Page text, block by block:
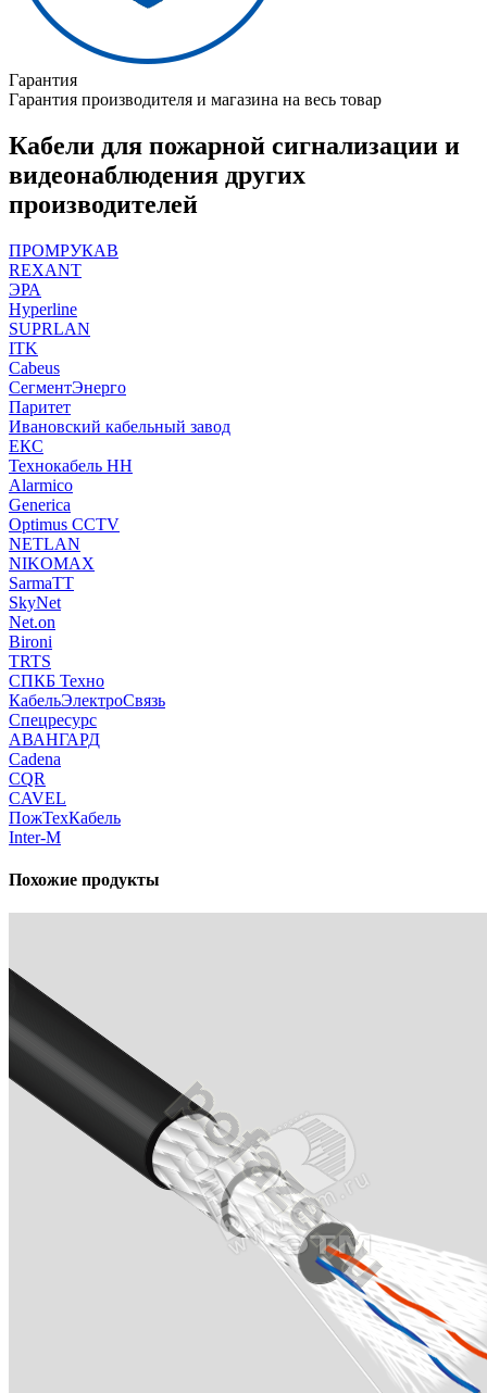
Гарантия
Гарантия производителя и магазина на весь товар
Кабели для пожарной сигнализации и
видеонаблюдения других
производителей
ПРОМРУКАВ
REXANT
ЭРА
Hyperline
SUPRLAN
ITK
Cabeus
СегментЭнерго
Паритет
Ивановский кабельный завод
ЕКС
Технокабель НН
Alarmico
Generica
Optimus CCTV
NETLAN
NIKOMAX
SarmaTT
SkyNet
Net.on
Bironi
TRTS
СПКБ Техно
КабельЭлектроСвязь
Спецресурс
АВАНГАРД
Cadena
CQR
CAVEL
ПожТехКабель
Inter-M
Похожие продукты